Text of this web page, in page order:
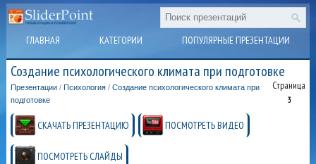
ГЛАВНАЯ КАТЕГОРИИ ПОПУЛЯРНЫЕ ПРЕЗЕНТАЦИИ
Создание психологического климата при подготовке
Страница
3
Презентации / Психология /Создание психологического климата при
подготовке
СКАЧАТЬ ПРЕЗЕНТАЦИЮ ПОСМОТРЕТЬ ВИДЕО
ПОСМОТРЕТЬ СЛАЙДЫ